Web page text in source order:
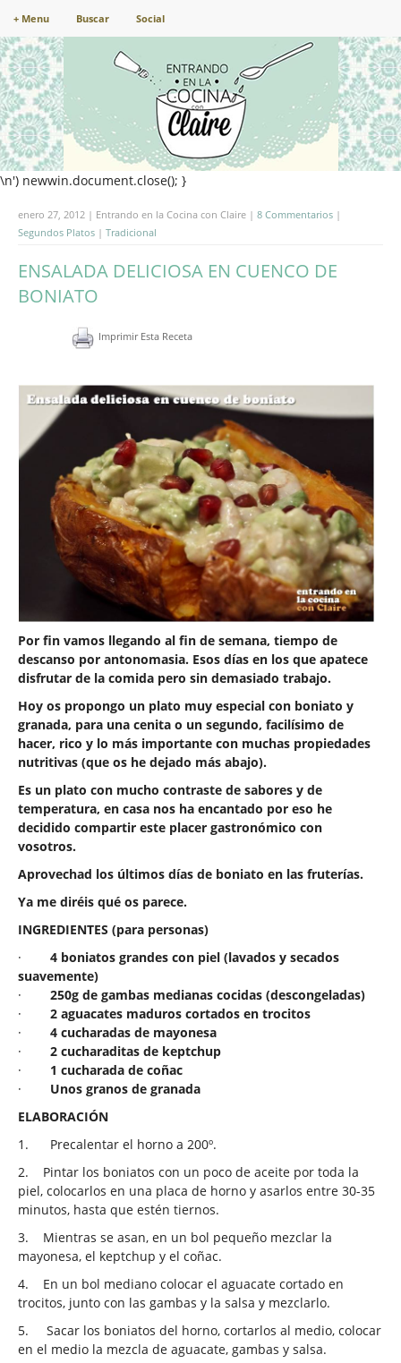
+ Menu Buscar Social
\n') newwin.document.close(); }
enero 27, 2012 | Entrando en la Cocina con Claire | 8 Commentarios |
Segundos Platos | Tradicional
ENSALADA DELICIOSA EN CUENCO DE
BONIATO
Imprimir Esta Receta
Por fin vamos llegando al fin de semana, tiempo de
descanso por antonomasia. Esos días en los que apatece
disfrutar de la comida pero sin demasiado trabajo.
Hoy os propongo un plato muy especial con boniato y
granada, para una cenita o un segundo, facilísimo de
hacer, rico y lo más importante con muchas propiedades
nutritivas (que os he dejado más abajo).
Es un plato con mucho contraste de sabores y de
temperatura, en casa nos ha encantado por eso he
decidido compartir este placer gastronómico con
vosotros.
Aprovechad los últimos días de boniato en las fruterías.
Ya me diréis qué os parece.
INGREDIENTES (para personas)
·
4 boniatos grandes con piel (lavados y secados
suavemente)
·
250g de gambas medianas cocidas (descongeladas)
·
2 aguacates maduros cortados en trocitos
·
4 cucharadas de mayonesa
·
2 cucharaditas de keptchup
·
1 cucharada de coñac
·
Unos granos de granada
ELABORACIÓN
1.
Precalentar el horno a 200º.
2.
Pintar los boniatos con un poco de aceite por toda la
piel, colocarlos en una placa de horno y asarlos entre 30-35
minutos, hasta que estén tiernos.
3.
Mientras se asan, en un bol pequeño mezclar la
mayonesa, el keptchup y el coñac.
4.
En un bol mediano colocar el aguacate cortado en
trocitos, junto con las gambas y la salsa y mezclarlo.
5.
Sacar los boniatos del horno, cortarlos al medio, colocar
en el medio la mezcla de aguacate, gambas y salsa.